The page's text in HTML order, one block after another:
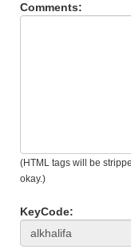
Comments:
(HTML tags will be
okay.)
KeyCode: